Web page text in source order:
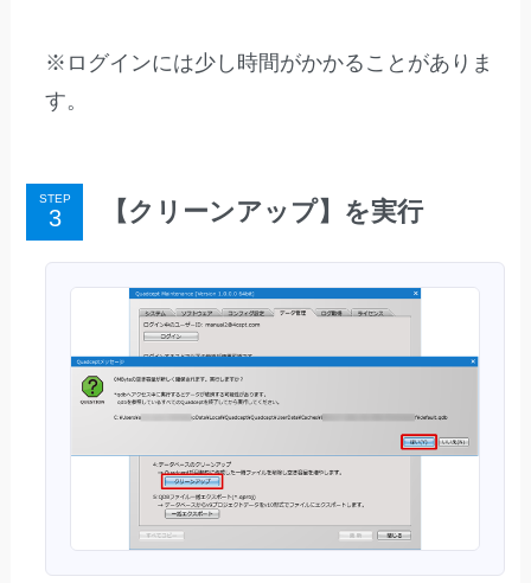
※ログインには少し時間がかかることがありま
す。
STEP 【クリーンアップ】を実行